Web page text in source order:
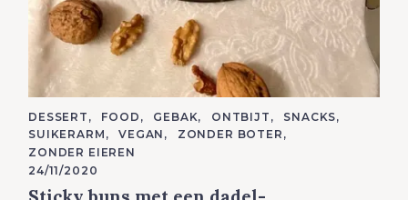
C
A
T
E
G
O
R
DESSERT FOOD GEBAK ONTBIJT
SNACKS
SUIKERARM
VEGAN
ZONDER BOTER
ZONDER EIEREN
24/11/2020